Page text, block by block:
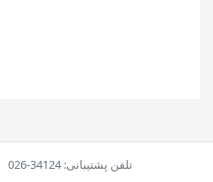
تلفن پشتیبانی: 34124-026